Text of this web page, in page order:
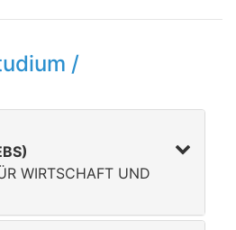
/
WIRTSCHAFT UND